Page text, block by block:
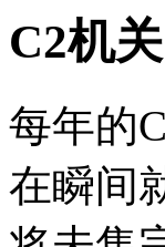
C2机
每年的
在瞬间